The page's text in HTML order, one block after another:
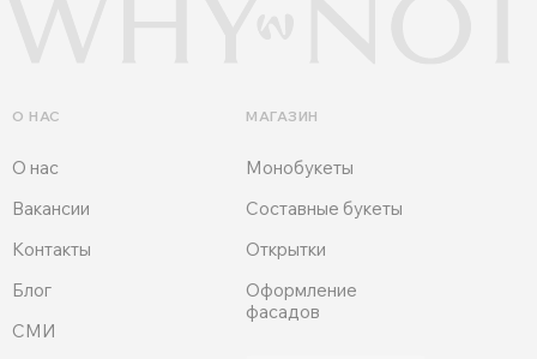
Вакансии
О нас
О НАС
Блог
СМИ
Контакты
МАГАЗИН
Оформление
фасадов
Монобукеты
Открытки
Составные букеты